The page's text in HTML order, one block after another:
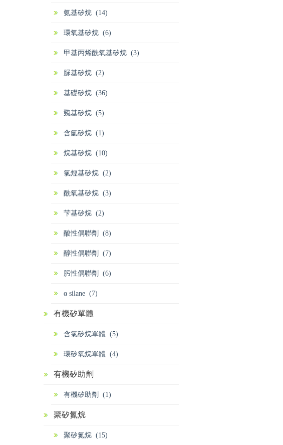
氨基矽烷 (14)
環氧基矽烷 (6)
甲基丙烯酰氧基矽烷 (3)
脲基矽烷 (2)
基礎矽烷 (36)
巰基矽烷 (5)
含氫矽烷 (1)
烷基矽烷 (10)
氯烴基矽烷 (2)
酰氧基矽烷 (3)
芐基矽烷 (2)
酸性偶聯劑 (8)
醇性偶聯劑 (7)
肟性偶聯劑 (6)
α silane (7)
有機矽單體
含氯矽烷單體 (5)
環矽氧烷單體 (4)
有機矽助劑
有機矽助劑 (1)
聚矽氮烷
聚矽氮烷 (15)